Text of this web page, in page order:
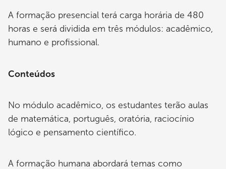
A formação presencial terá carga horária de 480
horas e será dividida em três módulos: acadêmico,
humano e profissional.
Conteúdos
No módulo acadêmico, os estudantes terão aulas
de matemática, português, oratória, raciocínio
lógico e pensamento científico.
A formação humana abordará temas como